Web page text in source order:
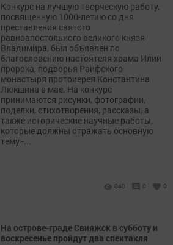
Конкурс на лучшую творческую работу,
посвященную 1000-летию со дня
преставления святого
равноапостольного великого князя
Владимира, был объявлен по
благословению настоятеля храма Илии
пророка, подворья Раифского
монастыря протоиерея Константина
Люкшина в мае. На конкурс
принимаются рисунки, фотографии,
поделки, стихотворения, рассказы, а
также исторические научные работы,
которые должны отражать основную
тему -...
848 0 0
На острове-граде Свияжск в субботу и
воскресенье пройдут два спектакля